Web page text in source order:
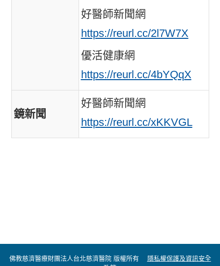
好醫師新聞網
https://reurl.cc/2l7W7X
優活健康網
https://reurl.cc/4bYQqX
鏡新聞
好醫師新聞網
https://reurl.cc/xKKVGL
佛教慈濟醫療財團法人台北慈濟醫院 版權所有 隱私權保護及資訊安全